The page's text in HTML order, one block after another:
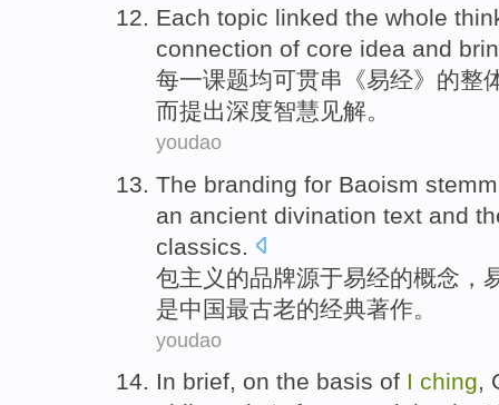
Each topic linked the whole
connection of core idea and
每一课题均可贯串 《易经》 的整
而提出深度智慧见解。
youdao
The branding for Baoism
an ancient divination text and
classics.
包主义 的品牌源于易经的概念 ，
是中国最古老的经典著作。
youdao
In brief, on the basis of I ching,